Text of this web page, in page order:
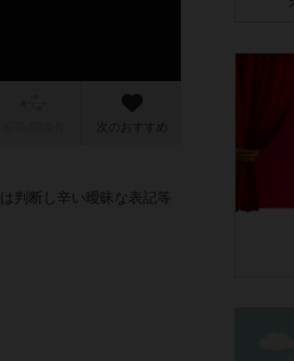
次のおすすめ
判断し辛い曖昧な表記等